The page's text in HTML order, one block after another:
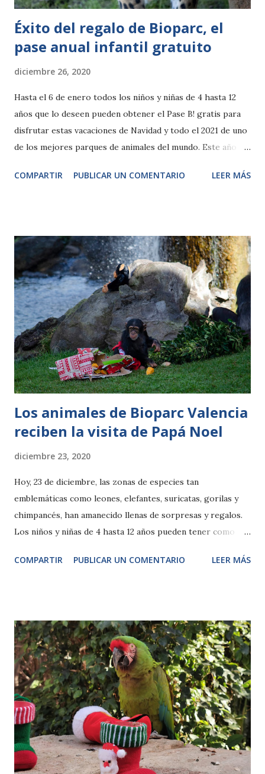
Éxito del regalo de Bioparc, el
pase anual infantil gratuito
diciembre 26, 2020
Hasta el 6 de enero todos los niños y niñas de 4 hasta 12
años que lo deseen pueden obtener el Pase B! gratis para
disfrutar estas vacaciones de Navidad y todo el 2021 de uno
de los mejores parques de animales del mundo. Este año
optimismo, BIOPARC ofrece la experiencia de “ocio con
plataforma de encuentro ciudadano donde compartir el
amor y el respeto por los animales y la importancia de
conservar la biodiversidad. Este año hemos podido
comprobar que un medioambiente sano es un gran aliado
para nuestra propia salud y ése es uno de nuestros
mayores retos de futuro. Con esta perspectiva, el parque
valenciano tiene como objetivo fundamental transmitir la
belleza de la naturaleza a la sociedad y, especialmente, a los
niños y más jóvenes como primer paso para que s...
COMPARTIR PUBLICAR UN COMENTARIO LEER MÁS
Los animales de Bioparc Valencia
reciben la visita de Papá Noel
diciembre 23, 2020
Hoy, 23 de diciembre, las zonas de especies tan
emblemáticas como leones, elefantes, suricatas, gorilas y
chimpancés, han amanecido llenas de sorpresas y regalos.
Los niños y niñas de 4 hasta 12 años pueden tener como
todas las vacaciones de Navidad y todo el 2021 de uno de los
para seguir realizándose. En este sentido, esta mañana en
BIOPARC Papá Noel volvía a traer la ilusión de la Navidad
para hacer entrega de sus regalos a los animales del
parque valenciano. Con el objetivo de prevalecer la
seguridad y salud evitando la congregación de personas, a
diferencia de otros años, en esta ocasión no se ha hecho la
convocatoria pública que reunía a cientos de familias para
ver el esperado momento. De este modo, la sorpresa ha
sido mayúscula cuando los visitant...
COMPARTIR PUBLICAR UN COMENTARIO LEER MÁS